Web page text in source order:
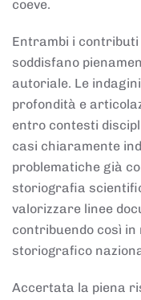
coeve.
Entrambi i
soddisfano
autoriale. Le
profondità e
entro contesti
casi chiaramente
problematiche già
storiografia
valorizzare linee
contribuendo così
storiografico
Accertata la piena